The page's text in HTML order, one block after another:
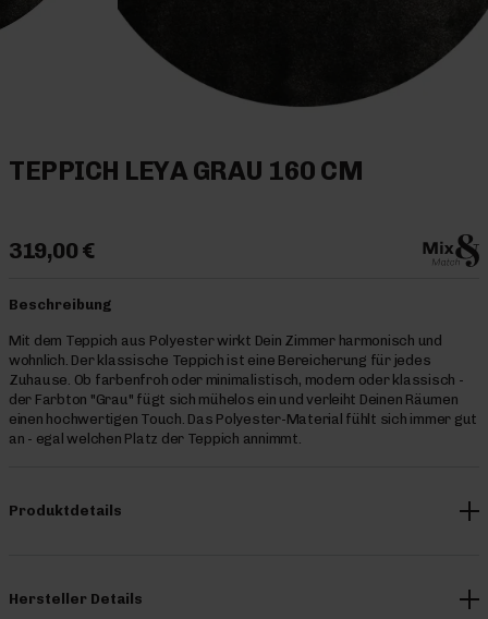
TEPPICH LEYA GRAU 160 CM
319,00 €
Beschreibung
Mit dem Teppich aus Polyester wirkt Dein Zimmer harmonisch und
wohnlich. Der klassische Teppich ist eine Bereicherung für jedes
Zuhause. Ob farbenfroh oder minimalistisch, modern oder klassisch -
der Farbton "Grau" fügt sich mühelos ein und verleiht Deinen Räumen
einen hochwertigen Touch. Das Polyester-Material fühlt sich immer gut
an - egal welchen Platz der Teppich annimmt.
Produktdetails
Hersteller Details